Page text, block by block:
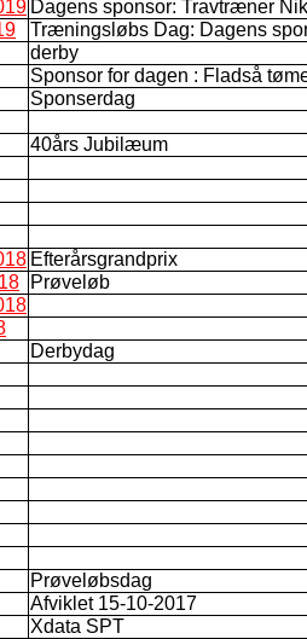
Dagens sponsor: Travtræner
Træningsløbs Dag: Dagens
derby
Sponsor for dagen : Fladså
Sponserdag
40års Jubilæum
Efterårsgrandprix
Prøveløb
Derbydag
Prøveløbsdag
Afviklet 15-10-2017
Xdata SPT